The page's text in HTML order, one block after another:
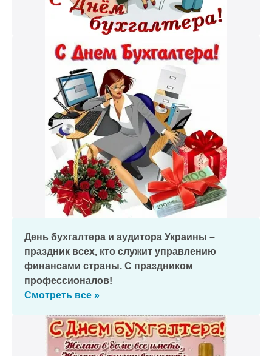
День бухгалтера и аудитора Украины –
праздник всех, кто служит управлению
финансами страны. С праздником
профессионалов!
Смотреть все »